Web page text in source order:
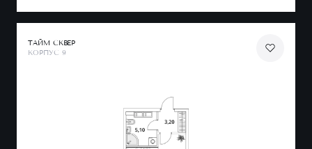
ТАЙМ СКВЕР
КОРПУС 9